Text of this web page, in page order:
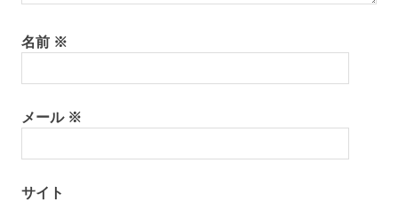
名前 ※
メール ※
サイト